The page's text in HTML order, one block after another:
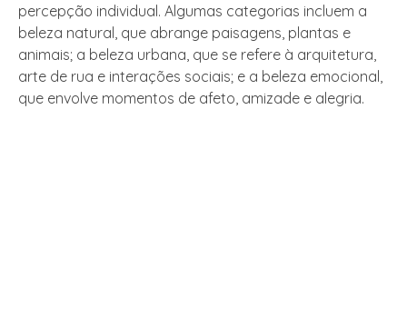
percepção individual. Algumas categorias incluem a
beleza natural, que abrange paisagens, plantas e
animais; a beleza urbana, que se refere à arquitetura,
arte de rua e interações sociais; e a beleza emocional,
que envolve momentos de afeto, amizade e alegria.